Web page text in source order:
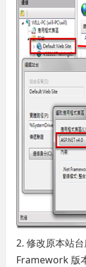
2. 修改原本站
Framework 版